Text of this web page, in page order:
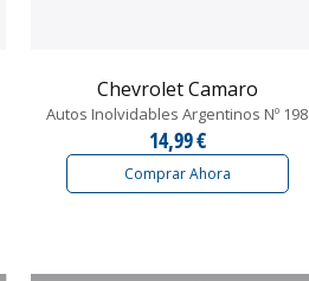
Chevrolet Camaro
Autos Inolvidables Argentinos Nº 198
14,99 €
Comprar Ahora